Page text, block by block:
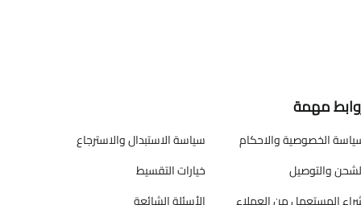
مهمة
الخصوصية والاحكام
سياسة الاستبدال والاسترجاع
والتوصيل
خيارات التقسيط
المستعمل من العملاء
الأسئلة الشائعة